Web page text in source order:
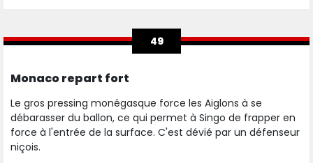
49
Monaco repart fort
Le gros pressing monégasque force les Aiglons à se
débarasser du ballon, ce qui permet à Singo de frapper en
force à l'entrée de la surface. C'est dévié par un défenseur
niçois.